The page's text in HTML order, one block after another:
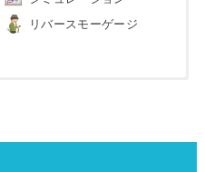
リバースモーゲージ